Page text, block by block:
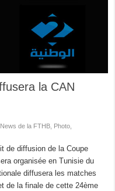
la CAN
de la FTHB Photo
de diffusion de la Coupe
organisée en Tunisie du
diffusera les matches
de la finale de cette 24ème